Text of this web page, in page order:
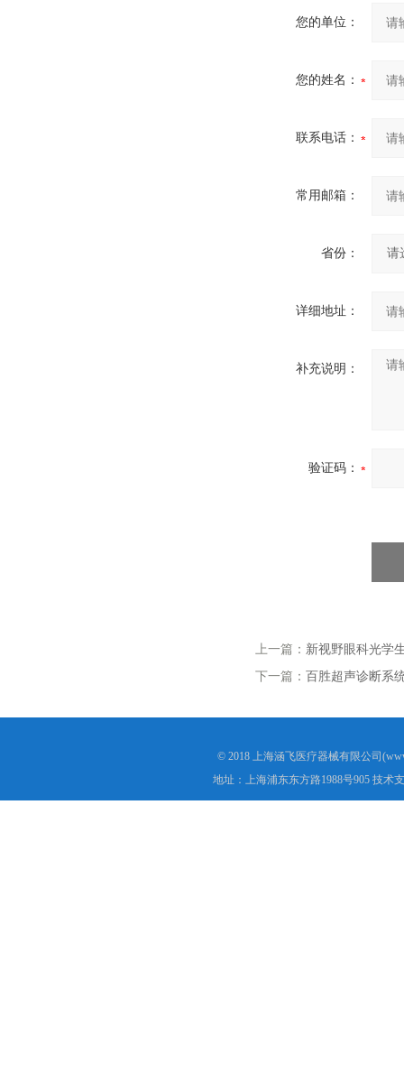
您的单位：
您的姓名：
联系电话：
常用邮箱：
省份：
详细地址：
补充说明：
验证码：
上一篇： 新视野眼科光学
下一篇： 百胜超声诊断系
© 2018 上海涵飞医疗器械有限公司
地址：上海浦东东方路1988号905 技术